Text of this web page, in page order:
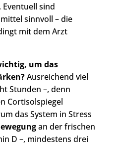
sind
sinnvoll – die
mit dem Arzt
um das
Ausreichend viel
Stunden –, denn
Cortisolspiegel
das System in Stress
an der frischen
D –, mindestens drei